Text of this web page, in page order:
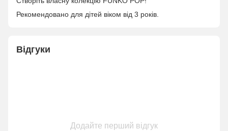
Рекомендовано для дітей віком від 3 років.
Відгуки
Додайте перший відгук